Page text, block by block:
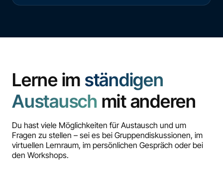
Lerne im ständigen
Austausch mit anderen
Du hast viele Möglichkeiten für Austausch und um
Fragen zu stellen – sei es bei Gruppendiskussionen, im
virtuellen Lernraum, im persönlichen Gespräch oder bei
den Workshops.